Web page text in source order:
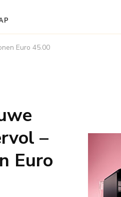
Euro 45.00
–
Euro